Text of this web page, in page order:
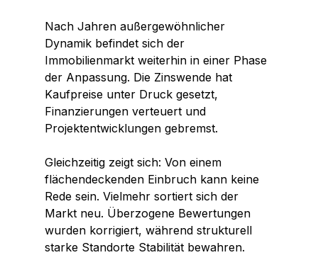
Nach Jahren außergewöhnlicher
Dynamik befindet sich der
Immobilienmarkt weiterhin in einer Phase
der Anpassung. Die Zinswende hat
Kaufpreise unter Druck gesetzt,
Finanzierungen verteuert und
Projektentwicklungen gebremst.
Gleichzeitig zeigt sich: Von einem
flächendeckenden Einbruch kann keine
Rede sein. Vielmehr sortiert sich der
Markt neu. Überzogene Bewertungen
wurden korrigiert, während strukturell
starke Standorte Stabilität bewahren.